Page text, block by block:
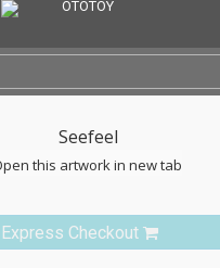
this artwork in new tab
Express Checkout